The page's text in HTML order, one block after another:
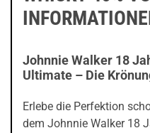
Johnnie Walker 18
Ultimate – Die
Erlebe die Perfektion
dem Johnnie Walker 18